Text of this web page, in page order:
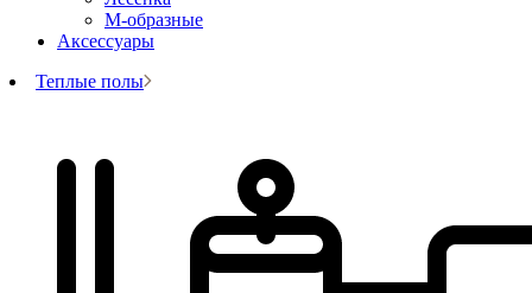
М-образные
Аксессуары
Теплые полы